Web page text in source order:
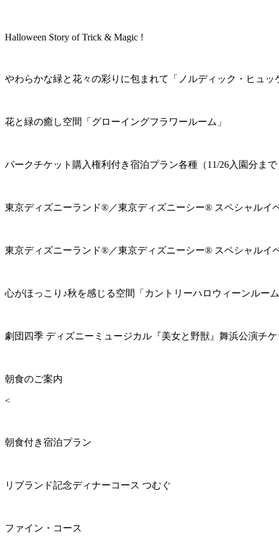
Halloween Story of Trick & Magic !
やわらかな緑と花々の彩りに包まれて「ノルディック・ヒュッ
花と緑の癒し空間「グローイングフラワールーム」
パークチケット購入権利付き宿泊プラン各種（11/26入園分まで
東京ディズニーランド®／東京ディズニーシー® スペシャルイ
東京ディズニーランド®／東京ディズニーシー® スペシャルイ
心がほっこり♪秋を感じる空間「カントリーハロウィーンルーム
劇団四季 ディズニーミュージカル『美女と野獣』舞浜公演チ
朝食のご案内
<
朝食付き宿泊プラン
リブランド記念ディナーコース つむぐ
ファイン・コース